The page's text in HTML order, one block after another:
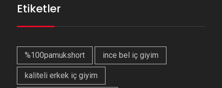
Etiketler
%100pamukshort ince bel iç giyim
kaliteli erkek iç giyim